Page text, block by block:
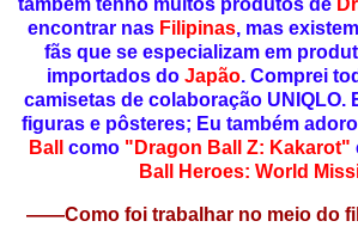
também tenho muitos produtos de
encontrar nas Filipinas, mas
fãs que se especializam em
importados do Japão. Comprei
camisetas de colaboração UNIQLO.
figuras e pôsteres; Eu também
Ball
como "Dragon Ball Z: Kakarot"
Ball Heroes: World
——Como foi trabalhar no meio do